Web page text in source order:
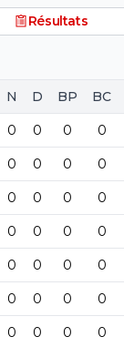
Résultats
N D BP BC
0 0 0 0
0 0 0 0
0 0 0 0
0 0 0 0
0 0 0 0
0 0 0 0
0 0 0 0